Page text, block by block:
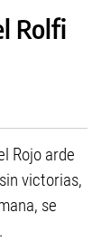
Rolfi
Rojo arde
victorias,
se